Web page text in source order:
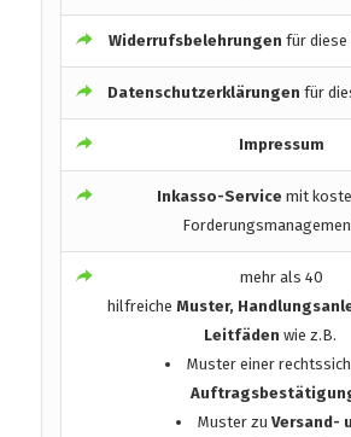
Widerrufsbelehrungenfür diese
Datenschutzerklärungen für
Impressum
Inkasso-Service mit
mehr als 40
hilfreicheMuster,
Leitfäden wie z.B.
Muster einer
Muster zu Versand-